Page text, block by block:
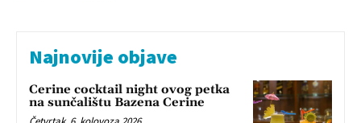
Najnovije objave
Cerine cocktail night ovog petka
na sunčalištu Bazena Cerine